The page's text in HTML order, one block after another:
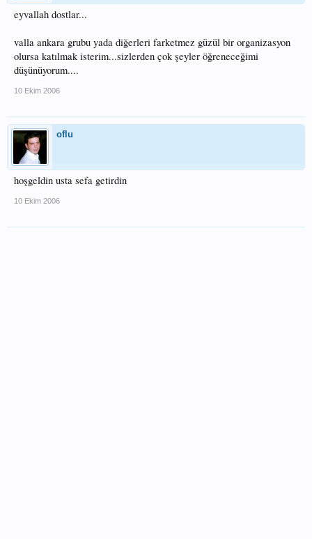
eyvallah dostlar...
valla ankara grubu yada diğerleri farketmez güzül bir organizasyon
olursa katılmak isterim...sizlerden çok şeyler öğreneceğimi
düşünüyorum....
10 Ekim 2006
oflu
hoşgeldin usta sefa getirdin
10 Ekim 2006